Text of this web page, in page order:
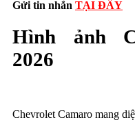
Gửi tin nhắn TẠI ĐÂY
Hình ảnh
2026
Chevrolet Camaro mang